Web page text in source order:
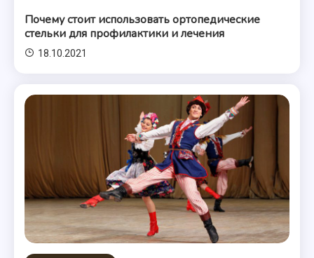
Почему стоит использовать ортопедические
стельки для профилактики и лечения
18.10.2021